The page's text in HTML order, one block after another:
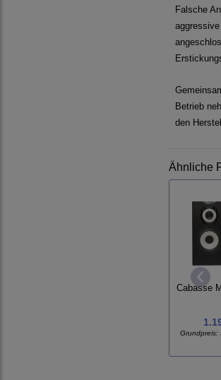
Falsche
Betrieb
den
Ähnliche
Cabasse
Grundpreis: